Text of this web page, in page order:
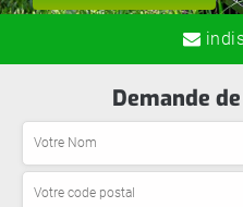
Demande